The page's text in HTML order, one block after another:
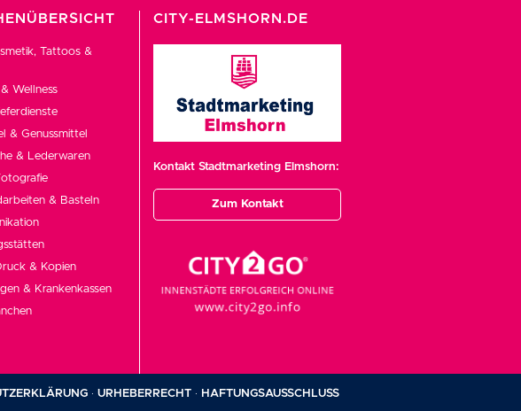
Tattoos &
Wellness
& Genussmittel
& Lederwaren
& Basteln
& Kopien
& Krankenkassen
CITY-ELMSHORN.DE
Kontakt Stadtmarketing Elmshorn:
Zum Kontakt
· URHEBERRECHT · HAFTUNGSAUSSCHLUSS